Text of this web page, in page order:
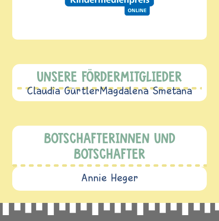
UNSERE FÖRDERMITGLIEDER
Claudia GürtlerMagdalena Smetana
BOTSCHAFTERINNEN UND
BOTSCHAFTER
Annie Heger